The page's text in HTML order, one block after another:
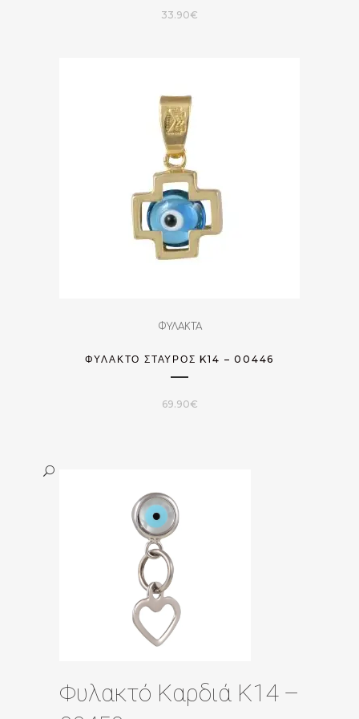
33.90€
ΦΥΛΑΚΤΑ
ΦΥΛΑΚΤΌ ΣΤΑΥΡΌΣ K14 – 00446
69.90€
Φυλακτό Καρδιά Κ14 –